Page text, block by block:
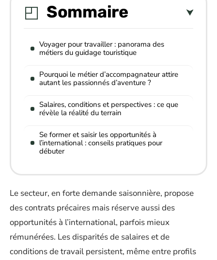
Sommaire
Voyager pour travailler : panorama des
métiers du guidage touristique
Pourquoi le métier d’accompagnateur attire
autant les passionnés d’aventure ?
Salaires, conditions et perspectives : ce que
révèle la réalité du terrain
Se former et saisir les opportunités à
l’international : conseils pratiques pour
débuter
Le secteur, en forte demande saisonnière, propose
des contrats précaires mais réserve aussi des
opportunités à l’international, parfois mieux
rémunérées. Les disparités de salaires et de
conditions de travail persistent, même entre profils